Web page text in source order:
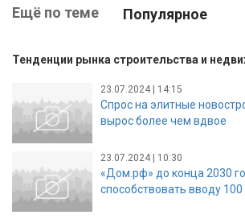
Ещё по теме Популярное
Тенденции рынка строительства и
23.07.2024 | 14:15
Спрос на элитные
вырос более чем вдвое
23.07.2024 | 10:30
«Дом.рф» до конца 2030
способствовать вводу